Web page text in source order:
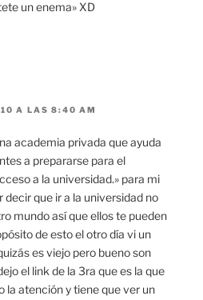
un enema» XD
A LAS 8:40 AM
academia privada que ayuda
a prepararse para el
a la universidad.» para mi
decir que ir a la universidad no
mundo así que ellos te pueden
de esto el otro día vi un
es viejo pero bueno son
el link de la 3ra que es la que
la atención y tiene que ver un